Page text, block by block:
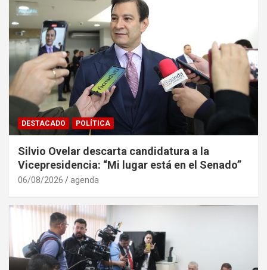
DESTACADO POLÍTICA
Silvio Ovelar descarta candidatura a la
Vicepresidencia: “Mi lugar está en el Senado”
06/08/2026 agenda